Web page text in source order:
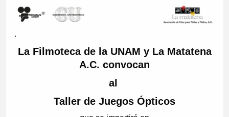
.
La Filmoteca de la UNAM y La Matatena
A.C. convocan
al
Taller de Juegos Ópticos